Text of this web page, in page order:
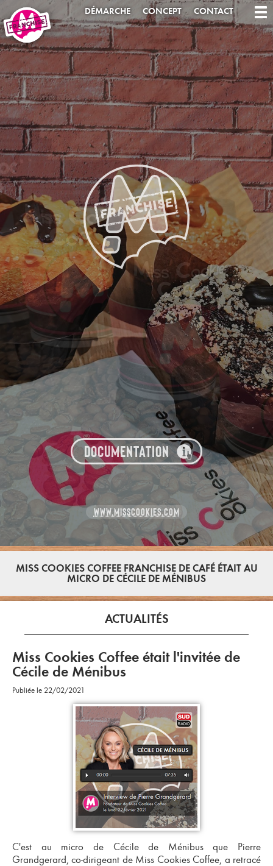
DÉMARCHE CONCEPT CONTACT
DOCUMENTATION
WWW.MISSCOOKIES.COM
MISS COOKIES COFFEE FRANCHISE DE CAFÉ ÉTAIT AU
MICRO DE CÉCILE DE MÉNIBUS
ACTUALITÉS
Miss Cookies Coffee était l'invitée de
Cécile de Ménibus
Publiée le 22/02/2021
C'est au micro de Cécile de Ménibus que Pierre
Grandgerard, co-dirigeant de Miss Cookies Coffee, a retracé